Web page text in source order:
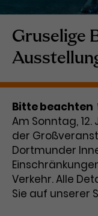
Zweck
Zweck
Gruselige
Bitte beachten
Am Sonntag,
der
Dortmunder
Verkehr. Alle
Sie auf unserer